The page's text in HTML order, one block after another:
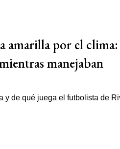
amarilla por el clima:
manejaban